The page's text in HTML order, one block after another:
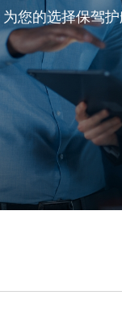
您的选择保驾